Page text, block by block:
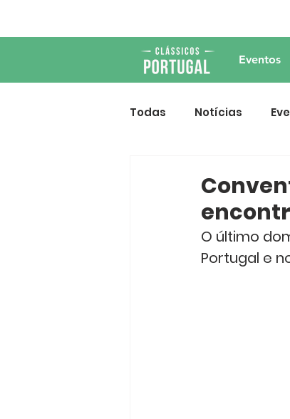
Eventos
Todas Notícias
O último
Portugal e